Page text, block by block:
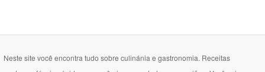
Neste site você encontra tudo sobre culinánia e gastronomia. Receitas